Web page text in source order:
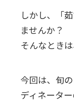
しかし、「
ませんか？
そんなとき
今回は、旬
ディネータ